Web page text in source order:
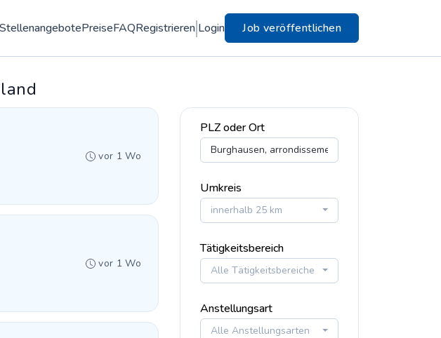
StellenangebotePreiseFAQRegistrieren Login Job veröffentlichen
vor 1 Wo
vor 1 Wo
PLZ oder Ort
Umkreis
innerhalb 25 km
Tätigkeitsbereich
Alle Tätigkeitsbereiche
Anstellungsart
Alle Anstellungsarten